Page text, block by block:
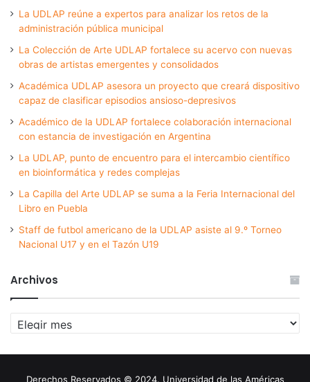
La UDLAP reúne a expertos para analizar los retos de la
administración pública municipal
La Colección de Arte UDLAP fortalece su acervo con nuevas
obras de artistas emergentes y consolidados
Académica UDLAP asesora un proyecto que creará dispositivo
capaz de clasificar episodios ansioso-depresivos
Académico de la UDLAP fortalece colaboración internacional
con estancia de investigación en Argentina
La UDLAP, punto de encuentro para el intercambio científico
en bioinformática y redes complejas
La Capilla del Arte UDLAP se suma a la Feria Internacional del
Libro en Puebla
Staff de futbol americano de la UDLAP asiste al 9.º Torneo
Nacional U17 y en el Tazón U19
Archivos
Archivos
Derechos Reservados © 2024. Universidad de las Américas